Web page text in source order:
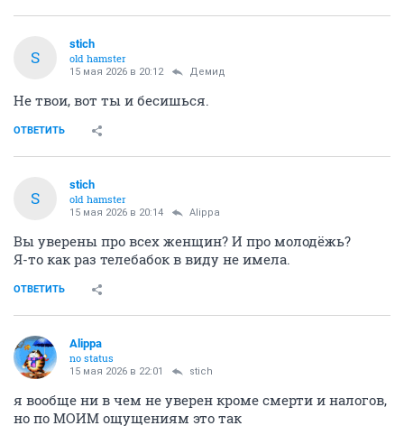
S
stich
old hamster
15 мая 2026 в 20:12 Демид
Не твои, вот ты и бесишься.
ОТВЕТИТЬ
S
stich
old hamster
15 мая 2026 в 20:14 Alippa
Вы уверены про всех женщин? И про молодёжь?
Я-то как раз телебабок в виду не имела.
ОТВЕТИТЬ
Alippa
no status
15 мая 2026 в 22:01 stich
я вообще ни в чем не уверен кроме смерти и налогов,
но по МОИМ ощущениям это так